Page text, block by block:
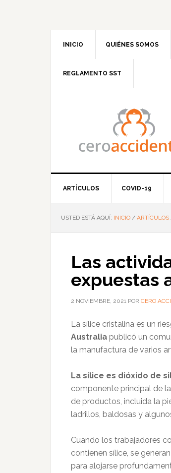
INICIO QUIÉNES SOMOS
REGLAMENTO SST
ARTÍCULOS COVID-19
USTED ESTÁ AQUÍ: INICIO / ARTÍCULOS
Las
expuestas
2 NOVIEMBRE, 2021 POR CERO
La sílice cristalina es un
Australia publicó un
la manufactura de varios
La sílice es dióxido de
componente principal de
de productos, incluida la
ladrillos, baldosas y
Cuando los trabajadores
contienen sílice, se
para alojarse